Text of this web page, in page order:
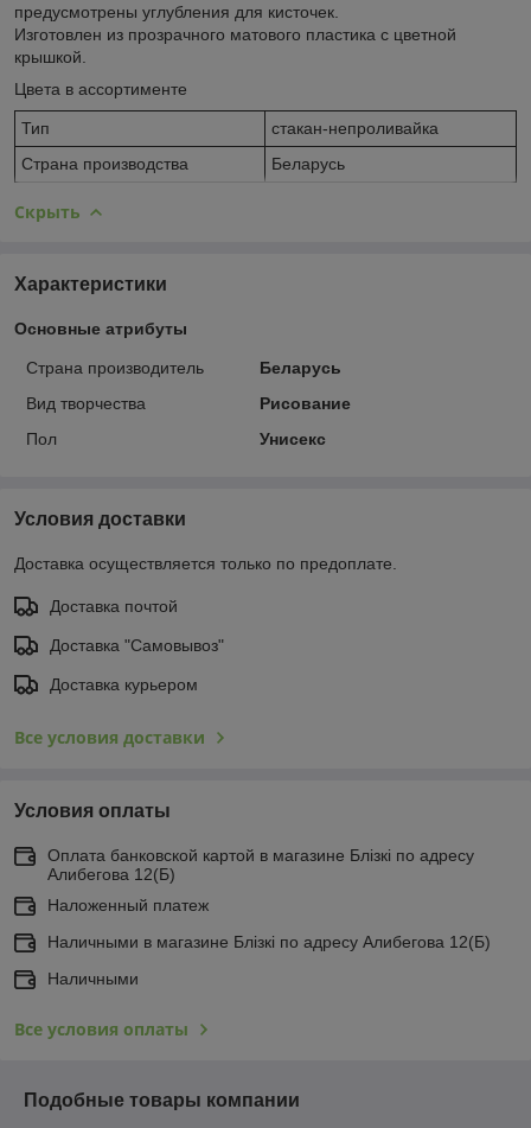
предусмотрены углубления для кисточек.
Изготовлен из прозрачного матового пластика с цветной
крышкой.
Цвета в ассортименте
Тип
стакан-непроливайка
Страна производства
Беларусь
Скрыть
Характеристики
Основные атрибуты
Страна производитель
Беларусь
Вид творчества
Рисование
Пол
Унисекс
Условия доставки
Доставка осуществляется только по предоплате.
Доставка почтой
Доставка "Самовывоз"
Доставка курьером
Все условия доставки
Условия оплаты
Оплата банковской картой в магазине Блiзкi по адресу
Алибегова 12(Б)
Наложенный платеж
Наличными в магазине Блiзкi по адресу Алибегова 12(Б)
Наличными
Все условия оплаты
Подобные товары компании